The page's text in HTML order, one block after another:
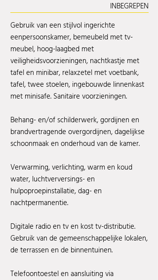
INBEGREPEN
Gebruik van een stijlvol ingerichte
eenpersoonskamer, bemeubeld met tv-
meubel, hoog-laagbed met
veiligheidsvoorzieningen, nachtkastje met
tafel en minibar, relaxzetel met voetbank,
tafel, twee stoelen, ingebouwde linnenkast
met minisafe. Sanitaire voorzieningen.
Behang- en/of schilderwerk, gordijnen en
brandvertragende overgordijnen, dagelijkse
schoonmaak en onderhoud van de kamer.
Verwarming, verlichting, warm en koud
water, luchtverversings- en
hulpoproepinstallatie, dag- en
nachtpermanentie.
Digitale radio en tv en kost tv-distributie.
Gebruik van de gemeenschappelijke lokalen,
de terrassen en de binnentuinen.
Telefoontoestel en aansluiting via